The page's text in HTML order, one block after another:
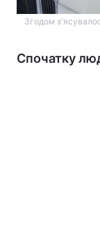
Згодом
Спочатку